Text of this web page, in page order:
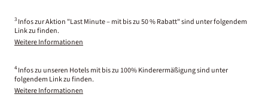
3 Infos zur Aktion "Last Minute – mit bis zu 50 % Rabatt" sind unter folgendem
Link zu finden.
Weitere Informationen
4 Infos zu unseren Hotels mit bis zu 100% Kinderermäßigung sind unter
folgendem Link zu finden.
Weitere Informationen